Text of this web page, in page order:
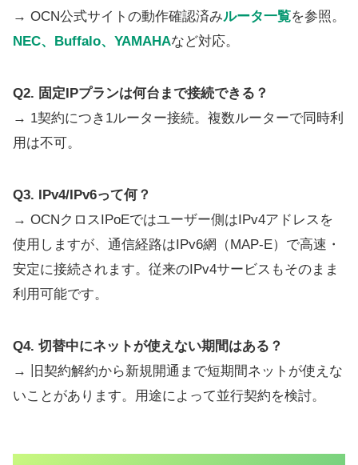
→ OCN公式サイトの動作確認済みルータ一覧を参照。
NEC、Buffalo、YAMAHAなど対応。
Q2. 固定IPプランは何台まで接続できる？
→ 1契約につき1ルーター接続。複数ルーターで同時利
用は不可。
Q3. IPv4/IPv6って何？
→ OCNクロスIPoEではユーザー側はIPv4アドレスを
使用しますが、通信経路はIPv6網（MAP-E）で高速・
安定に接続されます。従来のIPv4サービスもそのまま
利用可能です。
Q4. 切替中にネットが使えない期間はある？
→ 旧契約解約から新規開通まで短期間ネットが使えな
いことがあります。用途によって並行契約を検討。